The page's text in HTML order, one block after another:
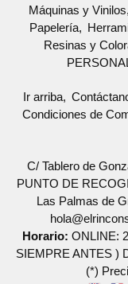
Máquinas y Vinilos
Papelería
Resinas y
Ir arriba
Condiciones de
C/ Tablero de
PUNTO DE
Las Palmas de
Horario: ONLINE:
SIEMPRE ANTES )
(*)